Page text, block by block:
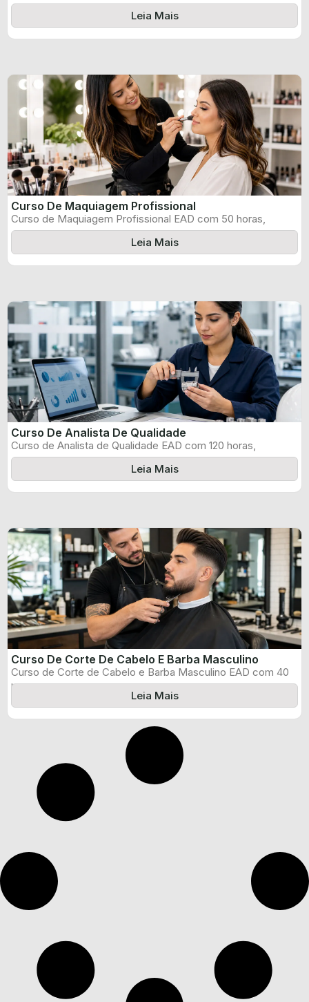
certificado informado pelo ...
Leia Mais
Curso De Maquiagem Profissional
Curso de Maquiagem Profissional EAD com 50 horas,
certificado informado pelo produtor e ...
Leia Mais
Curso De Analista De Qualidade
Curso de Analista de Qualidade EAD com 120 horas,
certificado informado pelo produtor ...
Leia Mais
Curso De Corte De Cabelo E Barba Masculino
Curso de Corte de Cabelo e Barba Masculino EAD com 40
horas, certificado ...
Leia Mais